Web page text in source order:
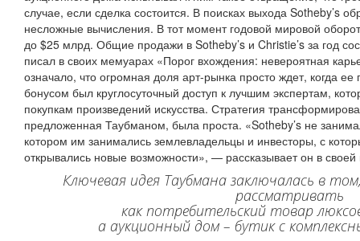
случае, если сделка состоится. В поисках выхода Sotheby’s
несложные вычисления. В тот момент годовой мировой
до $25 млрд. Общие продажи в Sotheby’s и Christie’s за год
писал в своих мемуарах «Порог вхождения: невероятная
означало, что огромная доля арт-рынка просто ждет, когда
бонусом был круглосуточный доступ к лучшим экспертам,
покупкам произведений искусства. Стратегия
предложенная Таубманом, была проста. «Sotheby’s не
котором им занимались землевладельцы и инвесторы, с
открывались новые возможности», — рассказывает он в своей
Ключевая идея Таубмана заключалась в
рассматривать
как потребительский товар
а аукционный дом – бутик с